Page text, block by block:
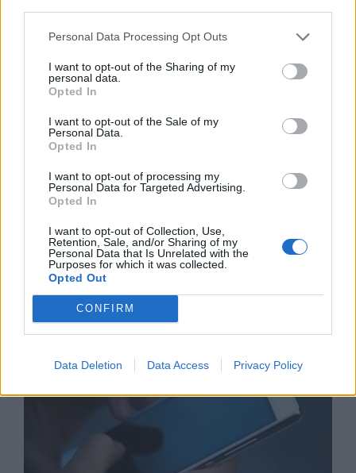
Personal Data Processing Opt Outs
I want to opt-out of the Sharing of my
personal data.
Opted In
I want to opt-out of the Sale of my
Personal Data.
Opted In
I want to opt-out of processing my
Personal Data for Targeted Advertising.
Opted In
I want to opt-out of Collection, Use,
Retention, Sale, and/or Sharing of my
Personal Data that Is Unrelated with the
Purposes for which it was collected.
Opted Out
CONFIRM
Data Deletion Data Access Privacy Policy
Астронавти на NASA излязоха в
открития космос
07.08.2026 / 15:00